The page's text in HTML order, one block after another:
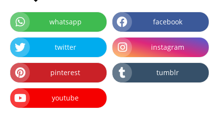
whatsapp facebook
twitter instagram
pinterest tumblr
youtube